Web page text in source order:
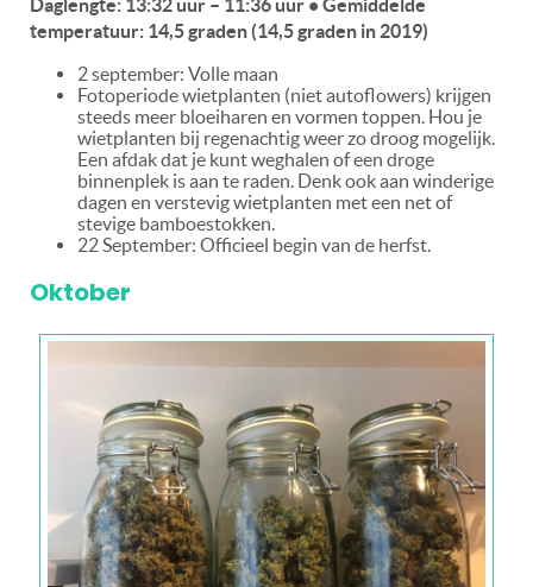
Daglengte: 13:32 uur – 11:36 uur • Gemiddelde
temperatuur: 14,5 graden (14,5 graden in 2019)
2 september: Volle maan
Fotoperiode wietplanten (niet autoflowers) krijgen
steeds meer bloeiharen en vormen toppen. Hou je
wietplanten bij regenachtig weer zo droog mogelijk.
Een afdak dat je kunt weghalen of een droge
binnenplek is aan te raden. Denk ook aan winderige
dagen en verstevig wietplanten met een net of
stevige bamboestokken.
22 September: Officieel begin van de herfst.
Oktober